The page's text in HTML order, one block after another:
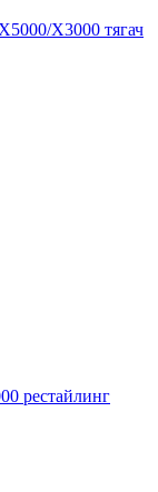
X3000 тягач
рестайлинг